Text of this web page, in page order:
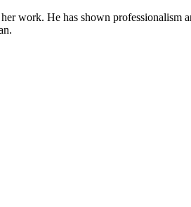
work. He has shown